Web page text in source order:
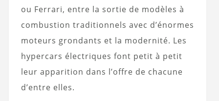
ou Ferrari, entre la sortie de modèles à
combustion traditionnels avec d’énormes
moteurs grondants et la modernité. Les
hypercars électriques font petit à petit
leur apparition dans l’offre de chacune
d’entre elles.